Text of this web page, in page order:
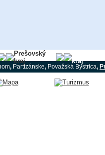
Prešovský
kraj
kraj
, Partizánske, Považská Bystrica,